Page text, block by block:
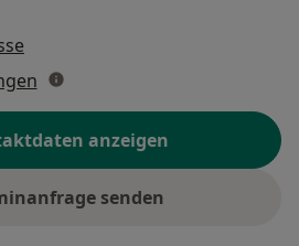
anzeigen
senden